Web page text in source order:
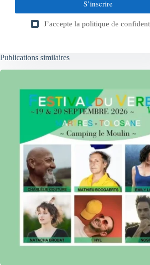
S’inscrire
J’accepte la politique de
Publications similaires